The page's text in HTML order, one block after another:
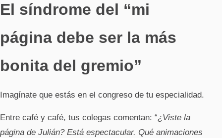
El síndrome del “mi
página debe ser la más
bonita del gremio”
Imagínate que estás en el congreso de tu especialidad.
Entre café y café, tus colegas comentan: “¿Viste la
página de Julián? Está espectacular. Qué animaciones